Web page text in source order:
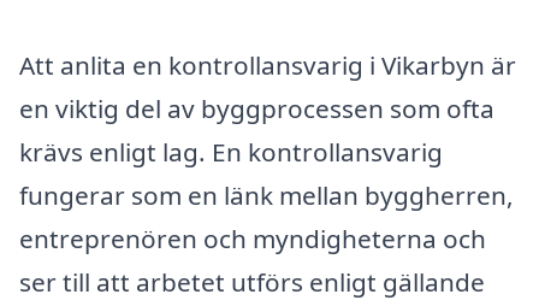
Att anlita en kontrollansvarig i Vikarbyn är
en viktig del av byggprocessen som ofta
krävs enligt lag. En kontrollansvarig
fungerar som en länk mellan byggherren,
entreprenören och myndigheterna och
ser till att arbetet utförs enligt gällande